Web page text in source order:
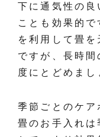
下に通気性の良
ことも効果的で
を利用して畳
ですが、長時
度にとどめまし
季節ごとのケア
畳のお手入れは